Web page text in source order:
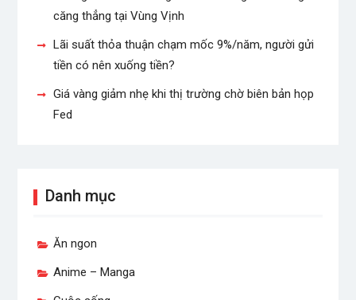
căng thẳng tại Vùng Vịnh
Lãi suất thỏa thuận chạm mốc 9%/năm, người gửi
tiền có nên xuống tiền?
Giá vàng giảm nhẹ khi thị trường chờ biên bản họp
Fed
Danh mục
Ăn ngon
Anime – Manga